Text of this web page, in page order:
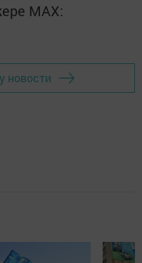
MАХ:
новости